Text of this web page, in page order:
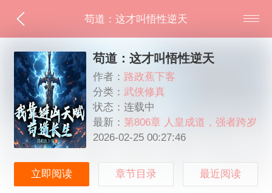
苟道：这才叫悟性逆天
苟道：这才叫悟性逆天
作者： 路政蕉下客
分类：武侠修真
状态：连载中
最新： 第806章 人皇成道，强者跨岁
月
2026-02-25 00:27:46
立即阅读 章节目录 最近阅读